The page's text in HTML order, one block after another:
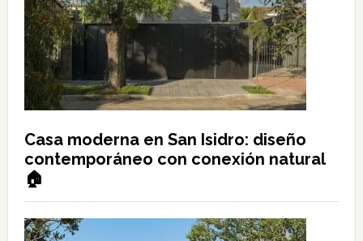
Casa moderna en San Isidro: diseño
contemporáneo con conexión natural
🏠